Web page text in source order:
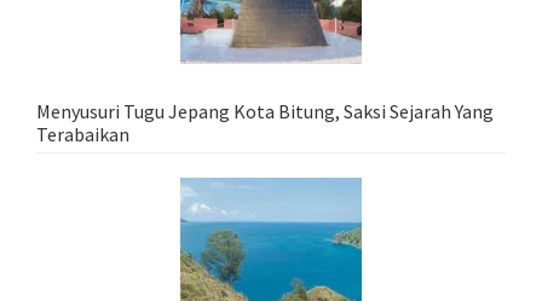
Menyusuri Tugu Jepang Kota Bitung, Saksi Sejarah Yang
Terabaikan